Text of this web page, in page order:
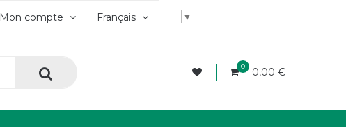
Français
Mon compte ▼
0 0,00 €